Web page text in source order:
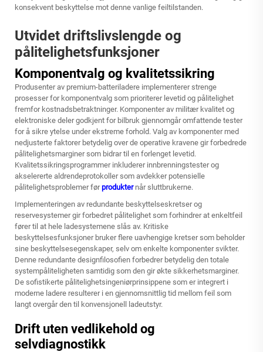
konsekvent beskyttelse mot denne vanlige feiltilstanden.
Utvidet driftslivslengde og
pålitelighetsfunksjoner
Komponentvalg og kvalitetssikring
Produsenter av premium-batteriladere implementerer strenge
prosesser for komponentvalg som prioriterer levetid og pålitelighet
fremfor kostnadsbetraktninger. Komponenter av militær kvalitet og
elektroniske deler godkjent for bilbruk gjennomgår omfattende tester
for å sikre ytelse under ekstreme forhold. Valg av komponenter med
nedjusterte faktorer betydelig over de operative kravene gir forbedrede
pålitelighetsmarginer som bidrar til en forlenget levetid.
Kvalitetssikringsprogrammer inkluderer innbrenningstester og
akselererte aldrendeprotokoller som avdekker potensielle
pålitelighetsproblemer førprodukter når sluttbrukerne.
Implementeringen av redundante beskyttelseskretser og
reservesystemer gir forbedret pålitelighet som forhindrer at enkeltfeil
fører til at hele ladesystemene slås av. Kritiske
beskyttelsesfunksjoner bruker flere uavhengige kretser som beholder
sine beskyttelsesegenskaper, selv om enkelte komponenter svikter.
Denne redundante designfilosofien forbedrer betydelig den totale
systempåliteligheten samtidig som den gir økte sikkerhetsmarginer.
De sofistikerte pålitelighetsingeniørprinsippene som er integrert i
moderne ladere resulterer i en gjennomsnittlig tid mellom feil som
langt overgår den til konvensjonell ladeutstyr.
Drift uten vedlikehold og
selvdiagnostikk